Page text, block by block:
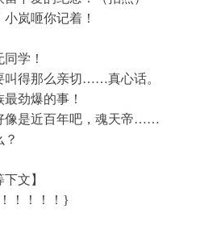
岚咂你记着！
学！
得那么亲切……真心话。
劲爆的事！
像是近百年吧，魂天帝……
文】
！！！！}